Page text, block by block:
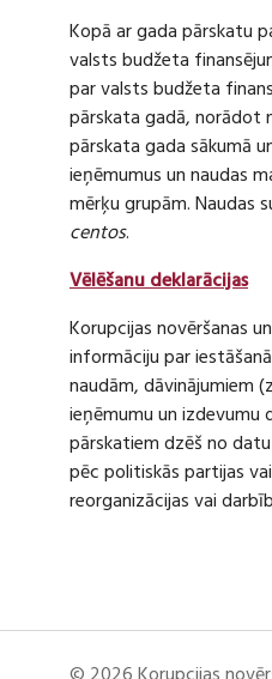
Kopā ar gada pārskatu
valsts budžeta
par valsts budžeta
pārskata gadā, norādot
pārskata gada sākumā
ieņēmumus un naudas
mērķu grupām. Naudas
centos.
Vēlēšanu deklarācijas
Korupcijas novēršanas
informāciju par
naudām, dāvinājumiem
ieņēmumu un izdevumu
pārskatiem dzēš no
pēc politiskās partijas
reorganizācijas vai